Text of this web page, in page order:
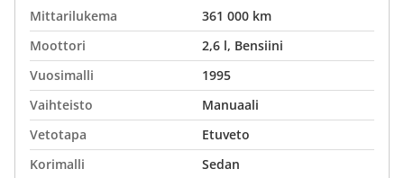
Mittarilukema
361 000 km
Moottori
2,6 l, Bensiini
Vuosimalli
1995
Vaihteisto
Manuaali
Vetotapa
Etuveto
Korimalli
Sedan